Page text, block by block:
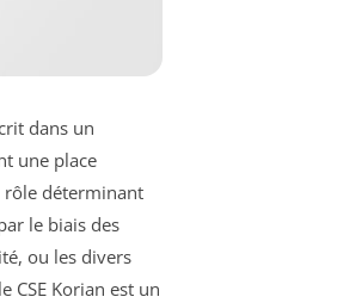
dans un
une place
rôle déterminant
le biais des
ou les divers
CSE Korian est un